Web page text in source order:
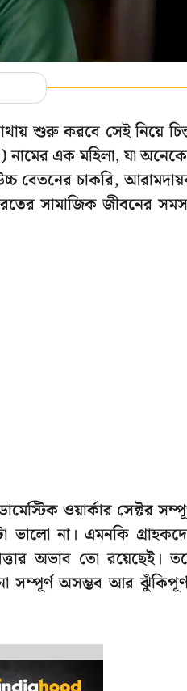
শুরু করবে সেই নিয়ে
এক মহিলা, যা
বেতনের চাকরি,
সামাজিক জীবনের
ওয়ার্কার সেক্টর
না। এমনকি
অভাব তো রয়েছেই।
সম্পূর্ণ অসম্ভব আর